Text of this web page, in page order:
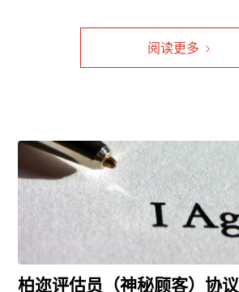
阅读更多
柏迩评估员（神秘顾客）协议